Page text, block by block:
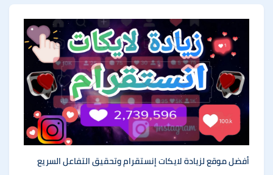
أفضل موقع لزيادة لايكات إنستقرام وتحقيق التفاعل السريع